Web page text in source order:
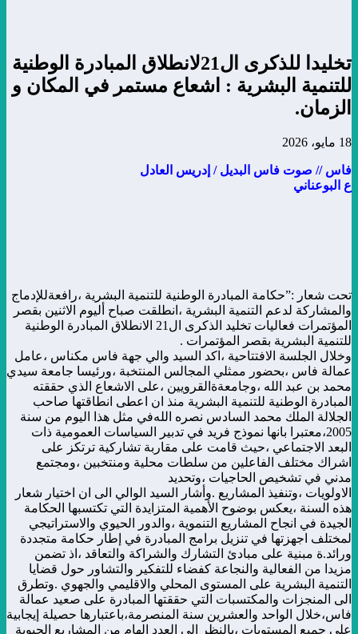
تخليدا للذكرى ال21لانطلاق المبادرة الوطنية
للتنمية البشرية : اشعاع مستمر في المكان و
الزمان.
18 مايو، 2026
فاس // صوت فاس البديل / إدريس العادل
ع البوعناني
تحت شعار :”حكامة المبادرة الوطنية للتنمية البشرية ،رافعةللإدماج
والمشاركة لدعم التنمية البشرية ،انطلقت صباح أليوم الاثنين بقصر
المؤتمرات فعاليات تخليد الذكرى ال21 الانطلاق المبادرة الوطنية
للتنمية البشرية بقصر المؤتمرات .
وخلال الجلسة الافتتاحية ،اكد السيد والي جهة فاس مكناس ،عامل
عمالة فاس ،بحضور ممثلي المجالس المنتخبة ،ورئيسا جامعة سيدي
محمد بن عبد الله ،وجامعةةالقرويين ،على الاشعاع الذي حققته
المبادرة الوطنية للتنمية البشرية منذ ان اعطى انطاقتها صاحب
الجلالة الملك محمد السادس نصره اللهفي مثل هذا اليوم من سنة
2005،معتبرا بانها نموذج فريد في تدبير السياسات العمومية ذات
البعد الاجتماعي ،حيث قامت على مقاربة تشاركية ترتكز على
اشراك مختلف الفاعلين من سلطات محلية ومنتخبين ،ومجتمع
مدني في تشخيص الحاجيات ،وتحديد
الاولويات ،وتنفيذ المشاريع .وأشار السيد الوالي الى ان اختيار شعار
هذه السنة ،يعكس بوضوح الأهمية المتزايدة التي تكتسبها الحكامة
الجيدة في انجاح المشاريع التنموية ،والدور الحيوي والاستراتيجي
لمختلف اجهزتها في تنزيل برامج المبادرة في إطار حكامة متجددة
ورائد.ة مبنية على مبادئ التشارك والشراكة والتعاقد ،اذ تضمن
مزيدا من الفعالية والنجاعة كفضاء للتفكير والتشاور حول قضايا
التنمية البشرية على المستوى المحلي والاقليمي والجهوي .وتطرق
الى المنجزات والمكتسبات التي حققتها المبادرة على صعيد عمالة
فاس،خلال الواحد والعشرين سنة المنصرمة،باعتبارها حصيلة إيجابية
على جميع المستويات ،بالنظر الى العدد الهام من المشاريع الحيوية